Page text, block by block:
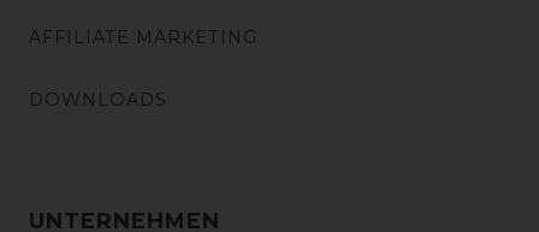
AFFILIATE MARKETING
DOWNLOADS
UNTERNEHMEN